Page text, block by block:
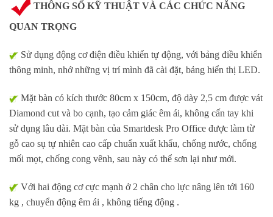
THÔNG SỐ KỸ THUẬT VÀ CÁC CHỨC NĂNG
QUAN TRỌNG
Sử dụng động cơ điện điều khiển tự động, với bảng điều khiển
thông minh, nhớ những vị trí mình đã cài đặt, bảng hiển thị LED.
Mặt bàn có kích thước 80cm x 150cm, độ dày 2,5 cm được vát
Diamond cut và bo cạnh, tạo cảm giác êm ái, không cấn tay khi
sử dụng lâu dài. Mặt bàn của Smartdesk Pro Office được làm từ
gỗ cao sụ tự nhiên cao cấp chuẩn xuất khẩu, chống nước, chống
mối mọt, chống cong vênh, sau này có thể sơn lại như mới.
Với hai động cơ cực mạnh ở 2 chân cho lực nâng lên tới 160
kg , chuyển động êm ái , không tiếng động .